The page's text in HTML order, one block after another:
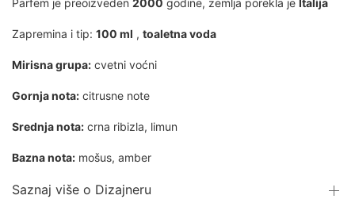
Parfem je preoizveden 2000 godine, zemlja porekla je Italija
Zapremina i tip: 100 ml , toaletna voda
Mirisna grupa: cvetni voćni
Gornja nota: citrusne note
Srednja nota: crna ribizla, limun
Bazna nota: mošus, amber
Saznaj više o Dizajneru